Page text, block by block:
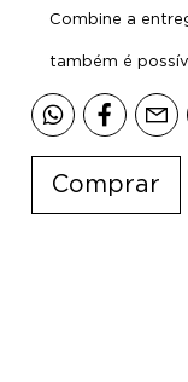
Combine a
também é
Comprar